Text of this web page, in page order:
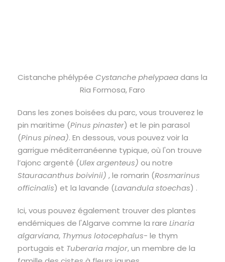
Cistanche phélypée Cystanche phelypaeadans la
Ria Formosa, Faro
Dans les zones boisées du parc, vous trouverez le
pin maritime (Pinus pinaster) et le pin parasol
(Pinus pinea). En dessous, vous pouvez voir la
garrigue méditerranéenne typique, où l'on trouve
l’ajonc argenté (Ulex argenteus) ou notre
Stauracanthus boivinii) , le romarin (Rosmarinus
officinalis) et la lavande (Lavandula stoechas) .
Ici, vous pouvez également trouver des plantes
endémiques de l'Algarve comme la rare Linaria
algarviana, Thymus lotocephalus- le thym
portugais et Tuberaria major, un membre de la